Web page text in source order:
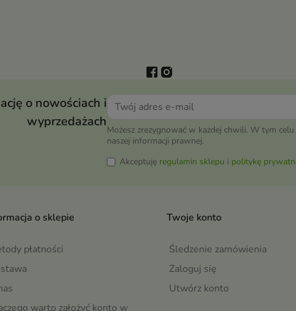
o nowościach i
wyprzedażach
Możesz zrezygnować w każdej chwili. W tym celu
naszej informacji prawnej.
Akceptuję regulamin sklepu i politykę
o sklepie
płatności
warto założyć konto w
Twoje konto
Śledzenie zamówienia
Zaloguj się
Utwórz konto